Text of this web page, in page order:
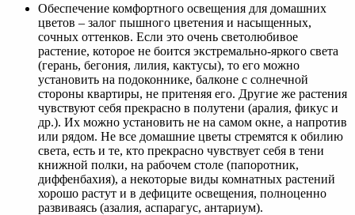
Обеспечение комфортного освещения для домашних
цветов – залог пышного цветения и насыщенных,
сочных оттенков. Если это очень светолюбивое
растение, которое не боится экстремально-яркого света
(герань, бегония, лилия, кактусы), то его можно
установить на подоконнике, балконе с солнечной
стороны квартиры, не притеняя его. Другие же растения
чувствуют себя прекрасно в полутени (аралия, фикус и
др.). Их можно установить не на самом окне, а напротив
или рядом. Не все домашние цветы стремятся к обилию
света, есть и те, кто прекрасно чувствует себя в тени
книжной полки, на рабочем столе (папоротник,
диффенбахия), а некоторые виды комнатных растений
хорошо растут и в дефиците освещения, полноценно
развиваясь (азалия, аспарагус, антариум).